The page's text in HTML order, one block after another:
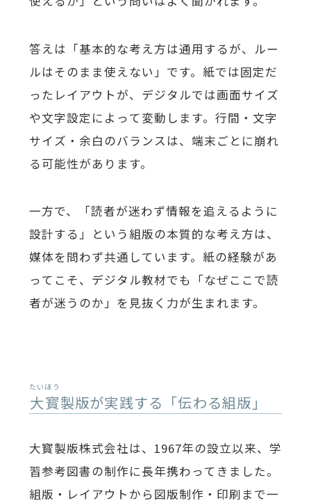
答えは「基本的な考え方は通用するが、ルー
ルはそのまま使えない」です。紙では固定だ
ったレイアウトが、デジタルでは画面サイズ
や文字設定によって変動します。行間・文字
サイズ・余白のバランスは、端末ごとに崩れ
る可能性があります。
一方で、「読者が迷わず情報を追えるように
設計する」という組版の本質的な考え方は、
媒体を問わず共通しています。紙の経験があ
ってこそ、デジタル教材でも「なぜここで読
者が迷うのか」を見抜く力が生まれます。
大寳
たいほう
製版が実践する「伝わる組版」
大寳製版株式会社は、1967年の設立以来、学
習参考図書の制作に長年携わってきました。
組版・レイアウトから図版制作・印刷まで一